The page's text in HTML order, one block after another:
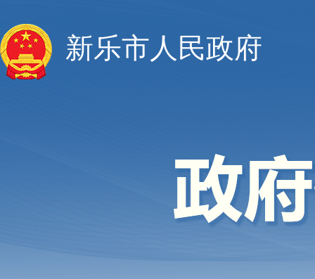
新乐市人民政府